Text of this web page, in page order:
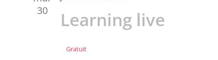
30
Learning live
Gratuit